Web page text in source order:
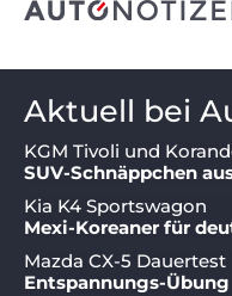
Aktuell bei
KGM Tivoli und
SUV-Schnäppchen
Kia K4 Sportswagon
Mexi-Koreaner für
Mazda CX-5 Dauertest
Entspannungs-Übung